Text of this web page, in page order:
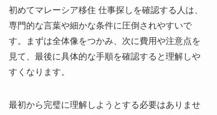
初めてマレーシア移住 仕事探しを確認する人は、
専門的な言葉や細かな条件に圧倒されやすいで
す。まずは全体像をつかみ、次に費用や注意点を
見て、最後に具体的な手順を確認すると理解しや
すくなります。
最初から完璧に理解しようとする必要はありませ